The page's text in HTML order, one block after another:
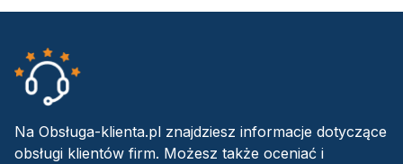
Na Obsługa-klienta.pl znajdziesz informacje dotyczące
obsługi klientów firm. Możesz także oceniać i